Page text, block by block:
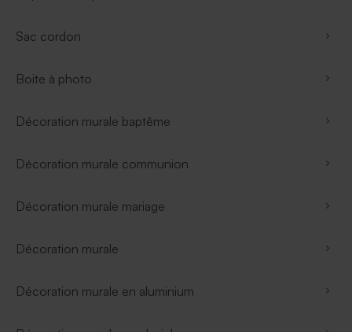
Sac cordon
Boite à photo
Décoration murale baptême
Décoration murale communion
Décoration murale mariage
Décoration murale
Décoration murale en aluminium